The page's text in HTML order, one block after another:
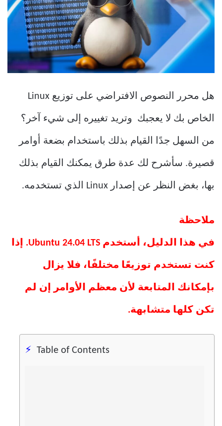
هل محرر النصوص الافتراضي على توزيع Linux
الخاص بك لا يعجبك وتريد تغييره إلى شيء آخر؟
من السهل جدًا القيام بذلك باستخدام بضعة أوامر
قصيرة. سأشرح لك عدة طرق يمكنك القيام بذلك
بها، بغض النظر عن إصدار Linux الذي تستخدمه.
ملاحظة
في هذا الدليل، أستخدم Ubuntu 24.04 LTS. إذا
كنت تستخدم توزيعًا مختلفًا، فلا يزال
بإمكانك المتابعة لأن معظم الأوامر إن لم
تكن كلها متشابهة.
Table of Contents